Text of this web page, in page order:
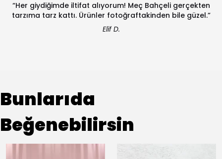
“Her giydiğimde iltifat alıyorum! Meç Bahçeli gerçekten
tarzıma tarz kattı. Ürünler fotoğraftakinden bile güzel.”
Elif D.
Bunlarıda
Beğenebilirsin